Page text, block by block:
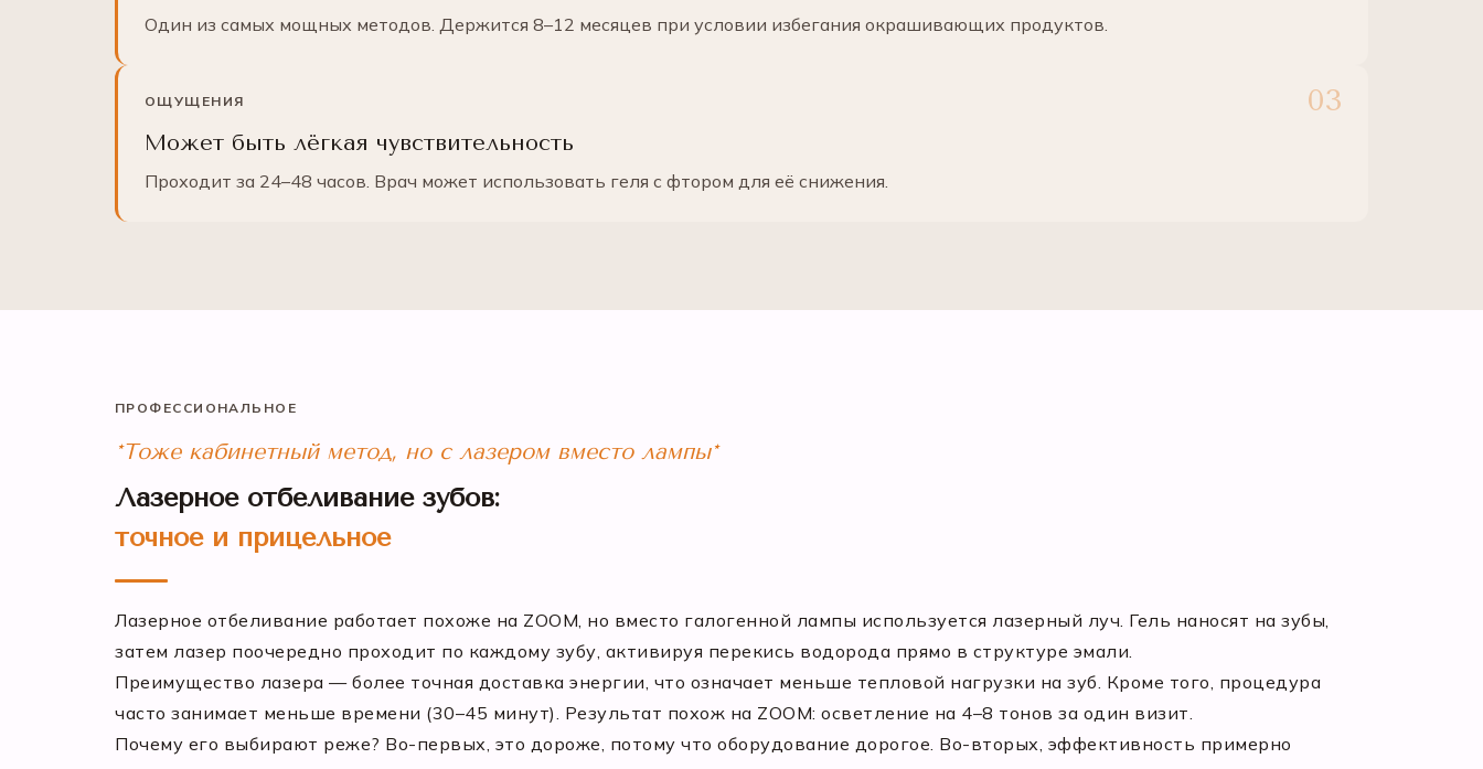
Один из самых мощных методов. Держится 8–12 месяцев при условии избегания окрашивающих продуктов.
ОЩУЩЕНИЯ
Может быть лёгкая чувствительность
Проходит за 24–48 часов. Врач может использовать геля с фтором для её снижения.
ПРОФЕССИОНАЛЬНОЕ
*Тоже кабинетный метод, но с лазером вместо лампы*
Лазерное отбеливание зубов:
точное и прицельное
Лазерное отбеливание работает похоже на ZOOM, но вместо галогенной лампы используется лазерный луч. Гель наносят на зубы,
затем лазер поочередно проходит по каждому зубу, активируя перекись водорода прямо в структуре эмали.
Преимущество лазера — более точная доставка энергии, что означает меньше тепловой нагрузки на зуб. Кроме того, процедура
часто занимает меньше времени (30–45 минут). Результат похож на ZOOM: осветление на 4–8 тонов за один визит.
Почему его выбирают реже? Во-первых, это дороже, потому что оборудование дорогое. Во-вторых, эффективность примерно